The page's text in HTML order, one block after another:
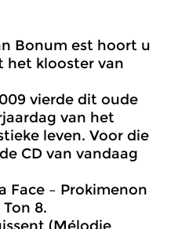
Bonum est hoort u
het klooster van
vierde dit oude
van het
leven. Voor die
CD van vandaag
Face – Prokimenon
8.